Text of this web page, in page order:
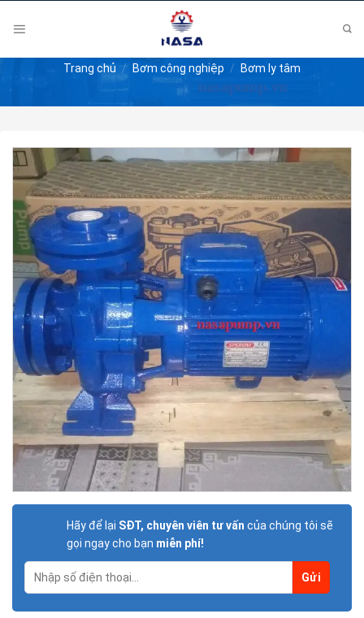
Trang chủ / Bơm công nghiệp / Bơm ly tâm
Hãy để lại SĐT, chuyên viên tư vấn của chúng tôi sẽ
gọi ngay cho bạn miễn phí!